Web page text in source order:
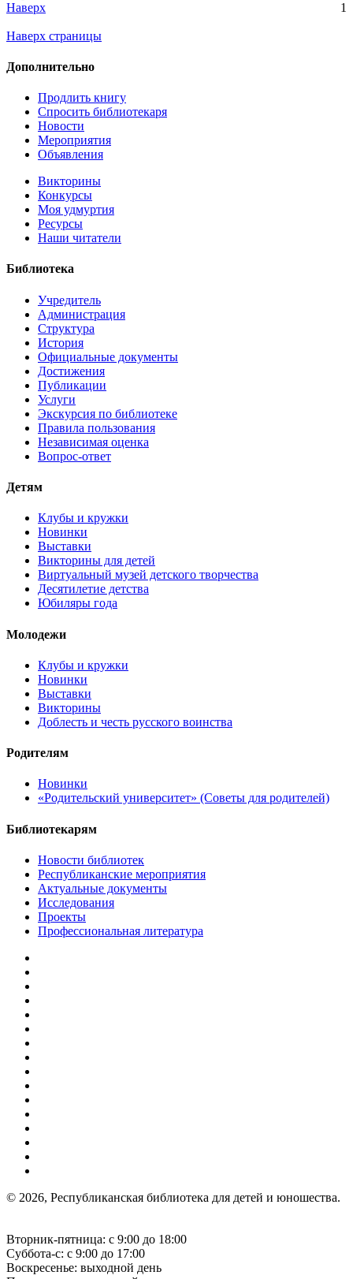
Наверх
1
Наверх страницы
Дополнительно
Продлить книгу
Спросить библиотекаря
Новости
Мероприятия
Объявления
Викторины
Конкурсы
Моя удмуртия
Ресурсы
Наши читатели
Библиотека
Учредитель
Администрация
Структура
История
Официальные документы
Достижения
Публикации
Услуги
Экскурсия по библиотеке
Правила пользования
Независимая оценка
Вопрос-ответ
Детям
Клубы и кружки
Новинки
Выставки
Викторины для детей
Виртуальный музей детского творчества
Десятилетие детства
Юбиляры года
Молодежи
Клубы и кружки
Новинки
Выставки
Викторины
Доблесть и честь русского воинства
Родителям
Новинки
«Родительский университет» (Советы для родителей)
Библиотекарям
Новости библиотек
Республиканские мероприятия
Актуальные документы
Исследования
Проекты
Профессиональная литература
© 2026, Республиканская библиотека для детей и юношества.
Вторник-пятница: с 9:00 до 18:00
Суббота-с: с 9:00 до 17:00
Воскресенье: выходной день